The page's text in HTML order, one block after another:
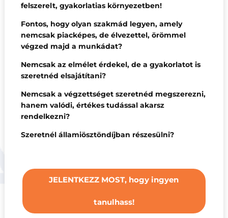
felszerelt, gyakorlatias környezetben!
Fontos, hogy olyan szakmád legyen, amely
nemcsak piacképes, de élvezettel, örömmel
végzed majd a munkádat?
Nemcsak az elmélet érdekel, de a gyakorlatot is
szeretnéd elsajátítani?
Nemcsak a végzettséget szeretnéd megszerezni,
hanem valódi, értékes tudással akarsz
rendelkezni?
Szeretnél államiösztöndíjban részesülni?
JELENTKEZZ MOST, hogy ingyen
tanulhass!